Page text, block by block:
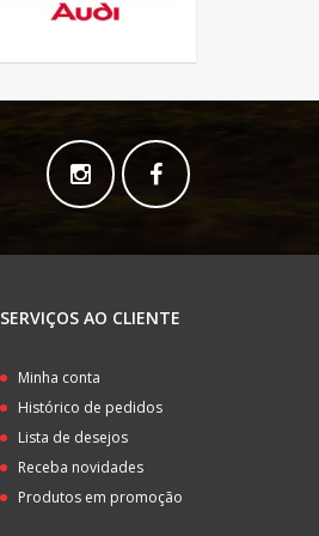
SERVIÇOS AO CLIENTE
Minha conta
Histórico de pedidos
Lista de desejos
Receba novidades
Produtos em promoção